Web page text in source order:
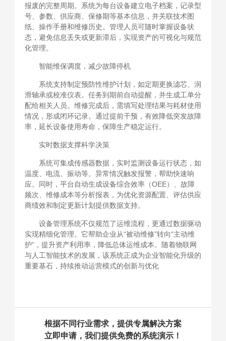
报废的完整周期。系统为每台设备建立电子档案，记录型
号、参数、供应商、保修期等基本信息，并关联技术图
纸、操作手册和维修历史。管理人员可随时掌握设备状
态，避免信息丢失或更新滞后，实现资产的可视化与规范
化管理。
智能维保调度，减少故障停机
系统支持制定预防性维护计划，如定期更换滤芯、润
滑轴承或校准仪表。任务到期前自动提醒，并生成工单分
配给相关人员。维修完成后，需填写处理结果与耗材使用
情况，形成闭环记录。通过提前干预，有效降低突发故障
率，延长设备使用寿命，保障生产稳定运行。
实时数据支撑科学决策
系统可集成传感器数据，实时监测设备运行状态，如
温度、电流、振动等。异常情况触发报警，帮助快速响
应。同时，平台自动生成设备综合效率（OEE）、故障
频次、维修成本等分析报表，为优化资源配置、评估供应
商绩效和制定更新计划提供数据支持。
设备管理系统不仅规范了运维流程，更通过数据驱动
实现精细化管理。它帮助企业从“被动维修”转向“主动维
护”，提升资产利用率，降低总体运维成本。随着物联网
与人工智能技术的发展，该系统正成为企业智能化升级的
重要基石，持续推动运营模式的创新与优化
根据不同行业需求，提供专属解决方案
立即申请，我们提供免费的系统演示！